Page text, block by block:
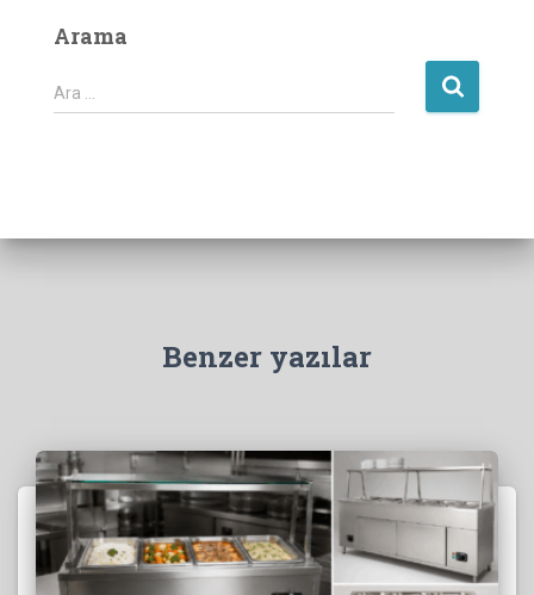
Arama
A
r
Ara …
Benzer yazılar